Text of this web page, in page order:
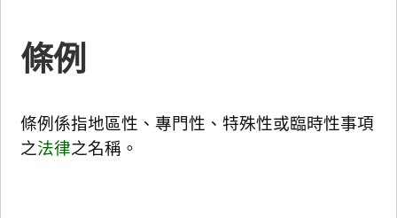
條例
條例係指地區性、專門性、特殊性或臨時性事項
之法律之名稱。